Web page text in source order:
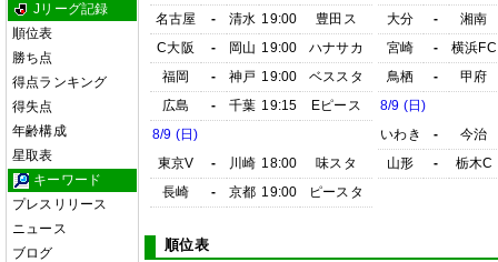
Jリーグ記録
順位表
勝ち点
得点ランキング
得失点
年齢構成
星取表
キーワード
プレスリリース
ニュース
ブログ
名古屋
- 清水 19:00
豊田ス
C大阪
- 岡山 19:00
ハナサカ
福岡
- 神戸 19:00
ベススタ
広島
- 千葉 19:15
Eピース
8/9 (日)
東京V
- 川崎 18:00
味スタ
長崎
- 京都 19:00 ピースタ
大分
-
湘南
宮崎
-
横浜FC
鳥栖
-
甲府
8/9 (日)
いわき
-
今治
山形
- 栃木C
順位表